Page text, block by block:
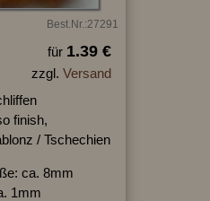
Best.Nr.:27291
für 1.39 €
zzgl. Versand
finish,
/ Tschechien
ca. 8mm
1mm